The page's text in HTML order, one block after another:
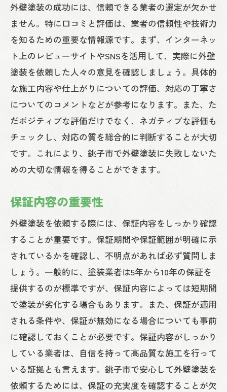
外壁塗装の成功には、信頼できる業者の選定が欠かせ
ません。特に口コミと評価は、業者の信頼性や技術力
を知るための重要な情報源です。まず、インターネッ
ト上のレビューサイトやSNSを活用して、実際に外壁
塗装を依頼した人々の意見を確認しましょう。具体的
な施工内容や仕上がりについての評価、対応の丁寧さ
についてのコメントなどが参考になります。また、た
だポジティブな評価だけでなく、ネガティブな評価も
チェックし、対応の質を総合的に判断することが大切
です。これにより、銚子市で外壁塗装に失敗しないた
めの大切な情報を得ることができます。
保証内容の重要性
外壁塗装を依頼する際には、保証内容をしっかり確認
することが重要です。保証期間や保証範囲が明確に示
されているかを確認し、不明点があれば必ず質問しま
しょう。一般的に、塗装業者は5年から10年の保証を
提供するのが標準ですが、保証内容によっては短期間
で塗装が劣化する場合もあります。また、保証が適用
される条件や、保証が無効になる場合についても事前
に確認しておくことが必要です。保証内容がしっかり
している業者は、自信を持って高品質な施工を行って
いる証拠とも言えます。銚子市で安心して外壁塗装を
依頼するためには、保証の充実度を確認することが欠